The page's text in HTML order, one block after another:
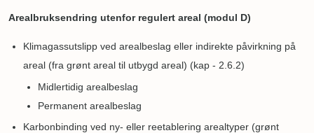
Arealbruksendring utenfor regulert areal (modul D)
Klimagassutslipp ved arealbeslag eller indirekte påvirkning på
areal (fra grønt areal til utbygd areal) (kap - 2.6.2)
Midlertidig arealbeslag
Permanent arealbeslag
Karbonbinding ved ny- eller reetablering arealtyper (grønt